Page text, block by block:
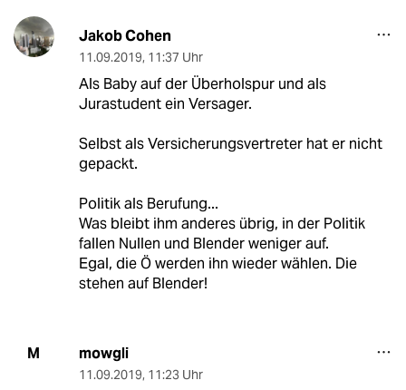
Jakob Cohen
11.09.2019, 11:37 Uhr
Als Baby auf der Überholspur und als
Jurastudent ein Versager.
Selbst als Versicherungsvertreter hat er nicht
gepackt.
Politik als Berufung...
Was bleibt ihm anderes übrig, in der Politik
fallen Nullen und Blender weniger auf.
Egal, die Ö werden ihn wieder wählen. Die
stehen auf Blender!
M mowgli
11.09.2019, 11:23 Uhr